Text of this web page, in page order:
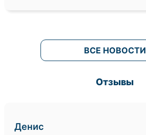
ВСЕ НОВОСТИ
Отзывы
Денис